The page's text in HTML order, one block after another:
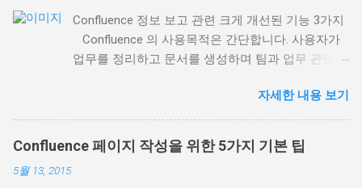
Confluence 정보 보고 관련 크게 개선된 기능 3가지
Confluence 의 사용목적은 간단합니다. 사용자가
업무를 정리하고 문서를 생성하며 팀과 업무 관련
또는 회사가 접근할 수 있는 한 장소에 모든 업무를
집중화(하고 정리)할 수 있도록 하는 것입니다. 이번
블로그 소식에서는 최근 배포된 Confluence 5.8 에
서 제공되는 기존 매크로 의 크게 개선된 3가지 기
자세한 내용 보기
Confluence 페이지 작성을 위한 5가지 기본 팁
5월 13, 2015